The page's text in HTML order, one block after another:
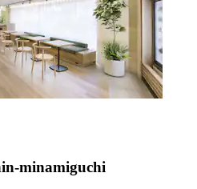
minamiguchi